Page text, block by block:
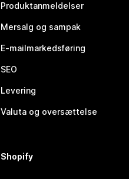
Produktanmeldelser
Mersalg og sampak
E-mailmarkedsføring
SEO
Levering
Valuta og oversættelse
Shopify